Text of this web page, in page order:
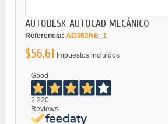
AUTODESK AUTOCAD MECÁNICO
Referencia: AD362NE_1
$56,61 Impuestos incluidos
Good
2.220
Reviews